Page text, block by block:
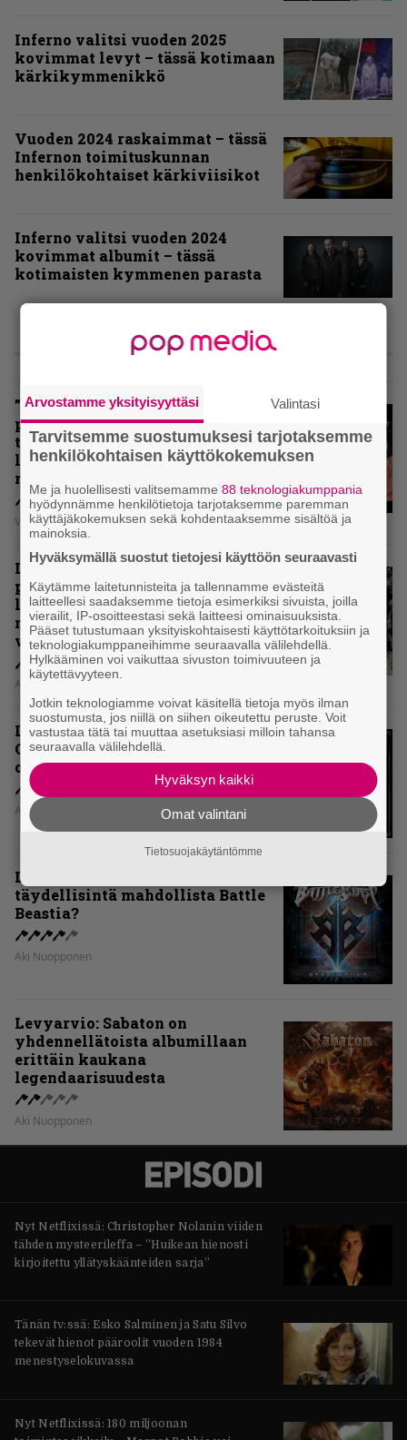
Inferno valitsi vuoden 2025
kovimmat levyt – tässä kotimaan
kärkikymmenikkö
Vuoden 2024 raskaimmat – tässä
Infernon toimituskunnan
henkilökohtaiset kärkiviisikot
Inferno valitsi vuoden 2024
kovimmat albumit – tässä
kotimaisten kymmenen parasta
ARVIOT
”Metallica ei ole koskaan
pelännyt kehittyä ja muuttua” –
tarkistelussa 30 vuotta täyttävä
levy, joka jakaa fanien
mielipiteet
Vesa Siltanen
Levyarvio: Coronerin
paluualbumi 32 vuotta edellisen
levytyksen jälkeen ei voi
mitenkään täyttää odotuksia. Vai
voiko?
Aki Nuopponen
Levyarvio: Dirkschneider & The
Old Gang -albumista ei aina tiedä,
onko se tosissaan tehty vai ei
Aki Nuopponen
Levyarvio: Onko Steelbound jo
täydellisintä mahdollista Battle
Beastia?
Aki Nuopponen
Levyarvio: Sabaton on
yhdennellätoista albumillaan
erittäin kaukana
legendaarisuudesta
Aki Nuopponen
Nyt Netflixissä: Christopher Nolanin viiden
tähden mysteerileffa – ”Huikean hienosti
kirjoitettu yllätyskäänteiden sarja”
Tänän tv:ssä: Esko Salminen ja Satu Silvo
tekevät hienot pääroolit vuoden 1984
menestyselokuvassa
Nyt Netflixissä: 180 miljoonan
Arvostamme yksityisyyttäsi Valintasi
Tarvitsemme suostumuksesi tarjotaksemme
henkilökohtaisen käyttökokemuksen
Me ja huolellisesti valitsemamme88 teknologiakumppania
hyödynnämme henkilötietoja tarjotaksemme paremman
käyttäjäkokemuksen sekä kohdentaaksemme sisältöä ja
mainoksia.
Hyväksymällä suostut tietojesi käyttöön seuraavasti
Käytämme laitetunnisteita ja tallennamme evästeitä
laitteellesi saadaksemme tietoja esimerkiksi sivuista, joilla
vierailit, IP-osoitteestasi sekä laitteesi ominaisuuksista.
Pääset tutustumaan yksityiskohtaisesti käyttötarkoituksiin ja
teknologiakumppaneihimme seuraavalla välilehdellä.
Hylkääminen voi vaikuttaa sivuston toimivuuteen ja
käytettävyyteen.
Jotkin teknologiamme voivat käsitellä tietoja myös ilman
suostumusta, jos niillä on siihen oikeutettu peruste. Voit
vastustaa tätä tai muuttaa asetuksiasi milloin tahansa
seuraavalla välilehdellä.
Hyväksyn kaikki
Omat valintani
Tietosuojakäytäntömme